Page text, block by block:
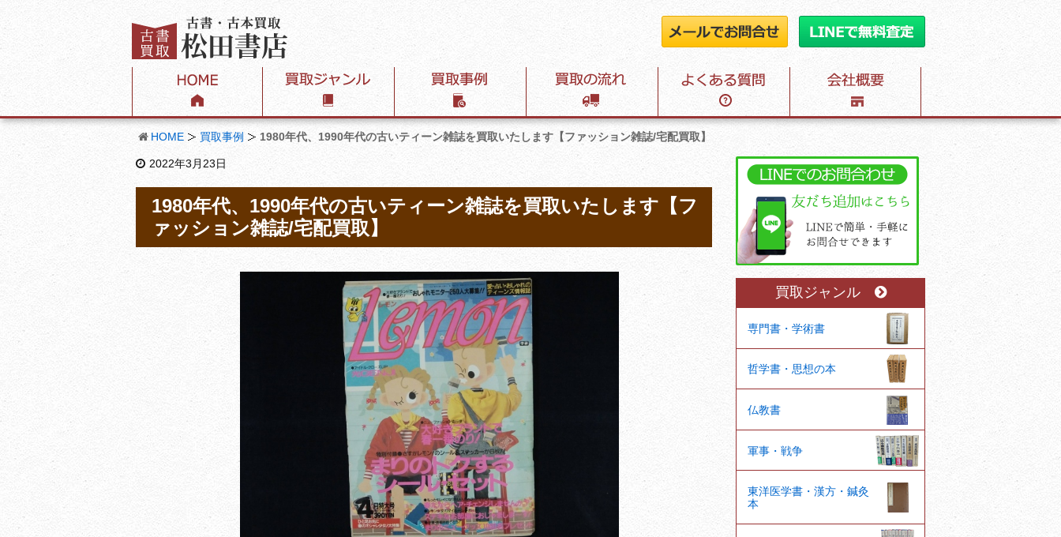
HOME 買取事例 1980年代、1990年代の古いティーン雑誌を買取いたします【ファッション雑誌/宅配買取】
2022年3月23日
1980年代、1990年代の古いティーン雑誌を買取いたします【フ
ァッション雑誌/宅配買取】
買取ジャンル
専門書・学術書
哲学書・思想の本
仏教書
軍事・戦争
東洋医学書・漢方・鍼灸
本